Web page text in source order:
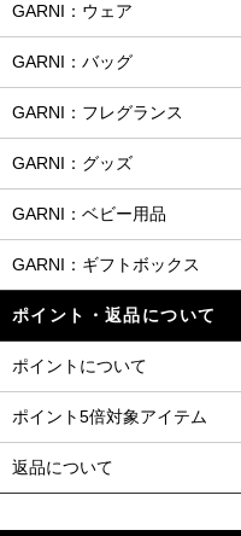
GARNI：ウェア
GARNI：バッグ
GARNI：フレグランス
GARNI：グッズ
GARNI：ベビー用品
GARNI：ギフトボックス
ポイント・返品について
ポイントについて
ポイント5倍対象アイテム
返品について